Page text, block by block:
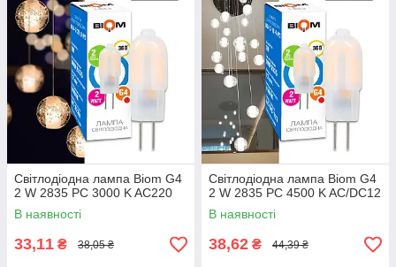
Світлодіодна лампа Biom G4
2 W 2835 PC 3000 K AC220
В наявності
33,11 ₴ 38,05 ₴
Світлодіодна лампа Biom G4
2 W 2835 PC 4500 K AC/DC12
В наявності
38,62 ₴ 44,39 ₴